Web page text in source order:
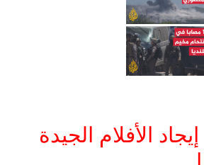
الأفلام الجيدة